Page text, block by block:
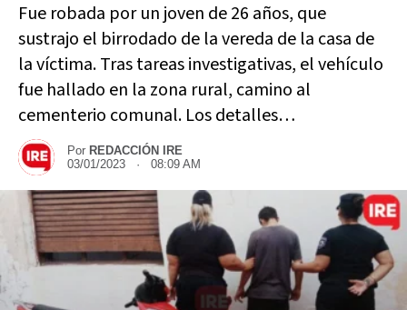
Fue robada por un joven de 26 años, que
sustrajo el birrodado de la vereda de la casa de
la víctima. Tras tareas investigativas, el vehículo
fue hallado en la zona rural, camino al
cementerio comunal. Los detalles…
Por REDACCIÓN IRE
03/01/2023 · 08:09 AM